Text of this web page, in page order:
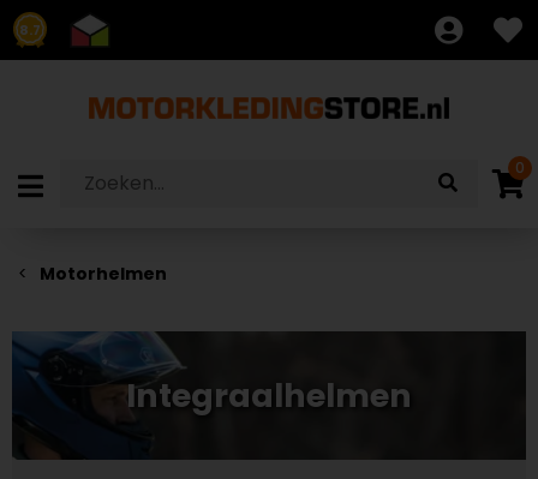
8.7
0
Motorhelmen
Integraalhelmen